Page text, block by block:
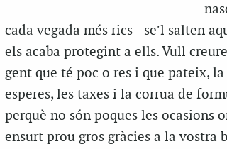
cada vegada més rics– se’l salten
els acaba protegint a ells. Vull
gent que té poc o res i que pateix,
esperes, les taxes i la corrua de
perquè no són poques les ocasions
ensurt prou gros gràcies a la